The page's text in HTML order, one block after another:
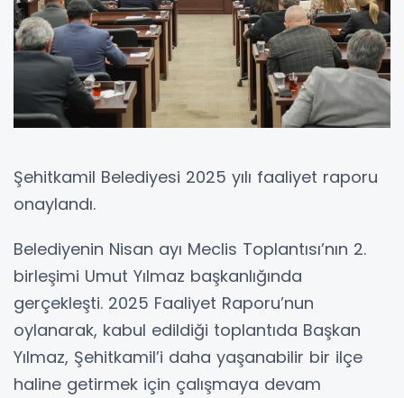
Şehitkamil Belediyesi 2025 yılı faaliyet raporu
onaylandı.
Belediyenin Nisan ayı Meclis Toplantısı’nın 2.
birleşimi Umut Yılmaz başkanlığında
gerçekleşti. 2025 Faaliyet Raporu’nun
oylanarak, kabul edildiği toplantıda Başkan
Yılmaz, Şehitkamil’i daha yaşanabilir bir ilçe
haline getirmek için çalışmaya devam